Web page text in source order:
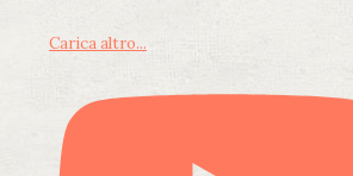
Carica altro...